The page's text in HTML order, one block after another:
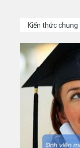
Kiến thức chung